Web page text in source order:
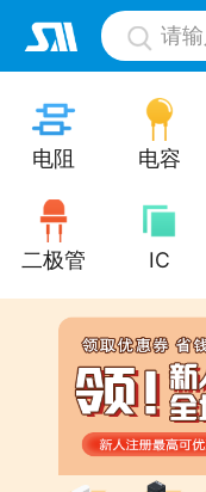
请
电阻 电容
二极管 IC